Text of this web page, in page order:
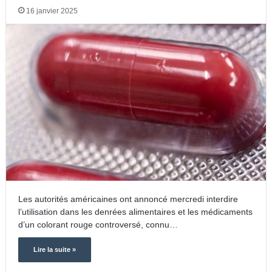
16 janvier 2025
Les autorités américaines ont annoncé mercredi interdire
l’utilisation dans les denrées alimentaires et les médicaments
d’un colorant rouge controversé, connu…
Lire la suite »